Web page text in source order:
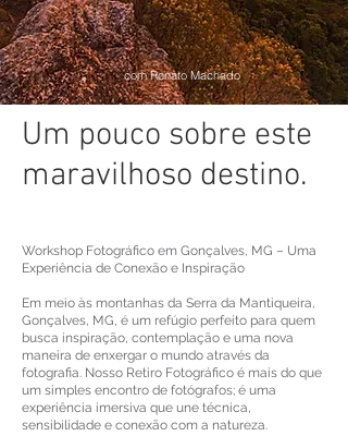
com Renato Machado
Um pouco sobre este
maravilhoso destino.
Workshop Fotográfico em Gonçalves, MG – Uma
Experiência de Conexão e Inspiração
Em meio às montanhas da Serra da Mantiqueira,
Gonçalves, MG, é um refúgio perfeito para quem
busca inspiração, contemplação e uma nova
maneira de enxergar o mundo através da
fotografia. Nosso Retiro Fotográfico é mais do que
um simples encontro de fotógrafos; é uma
experiência imersiva que une técnica,
sensibilidade e conexão com a natureza.